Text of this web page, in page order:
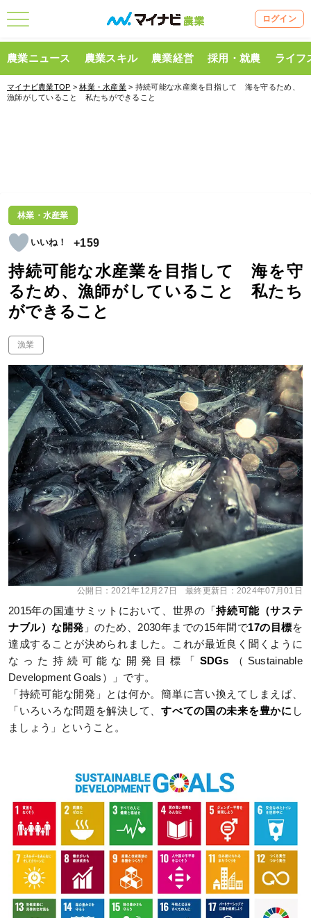
ログイン
農業ニュース 農業スキル 農業経営 採用・就農 ライフ
マイナビ農業TOP >林業・水産業 > 持続可能な水産業を目指して 海を守るため、
漁師がしていること 私たちができること
林業・水産業
+159
持続可能な水産業を目指して 海を守
るため、漁師がしていること 私たち
ができること
漁業
公開日：2021年12月27日 最終更新日： 2024年07月01日
2015年の国連サミットにおいて、世界の「持続可能（サステ
ナブル）な開発 」のため、2030年までの15年間で17の目標を
達成することが決められました。これが最近良く聞くように
なった持続可能な開発目標「 SDGs （Sustainable
Development Goals）」です。
「持続可能な開発」とは何か。簡単に言い換えてしまえば、
「いろいろな問題を解決して、すべての国の未来を豊かに し
ましょう」ということ。